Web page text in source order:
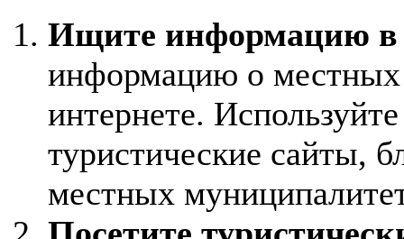
Ищите информацию в
информацию о местных
интернете.
туристические сайты,
местных